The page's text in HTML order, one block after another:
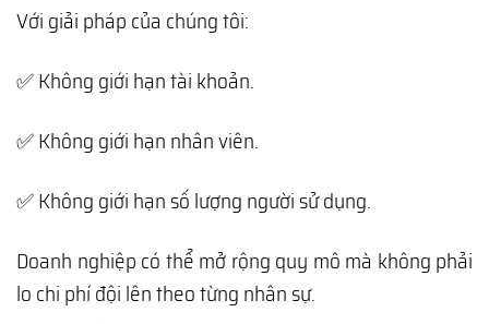
Với giải pháp của chúng tôi:
✅ Không giới hạn tài khoản.
✅ Không giới hạn nhân viên.
✅ Không giới hạn số lượng người sử dụng.
Doanh nghiệp có thể mở rộng quy mô mà không phải
lo chi phí đội lên theo từng nhân sự.